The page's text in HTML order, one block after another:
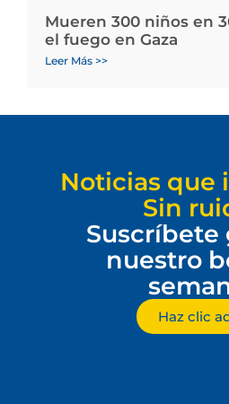
Mueren 300 niños en
el fuego en Gaza
Leer Más >>
Noticias que
Sin
Suscríbete
nuestro
Haz clic